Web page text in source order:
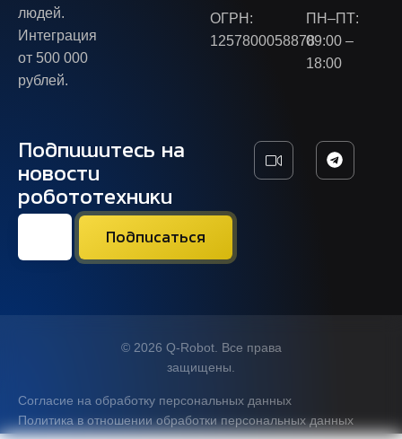
людей.
Интеграция
от 500 000
рублей.
ОГРН:
1257800058878
ПН–ПТ:
09:00 –
18:00
Подпишитесь на
новости
робототехники
© 2026 Q-Robot. Все права
защищены.
Согласие на обработку персональных данных
Политика в отношении обработки персональных данных